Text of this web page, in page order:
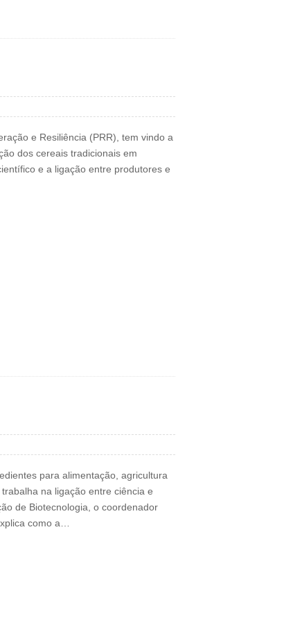
e Resiliência (PRR), tem vindo a
dos cereais tradicionais em
e a ligação entre produtores e
para alimentação, agricultura
na ligação entre ciência e
de Biotecnologia, o coordenador
como a…